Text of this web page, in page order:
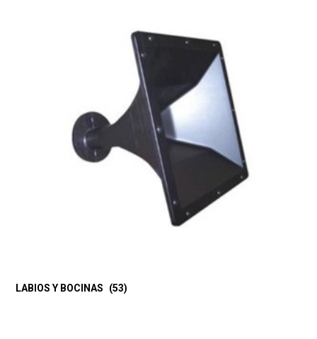
LABIOS Y BOCINAS (53)